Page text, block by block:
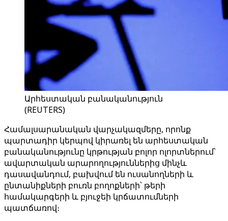
Արհեստական բանականություն
(REUTERS)
Համալսարանական վարչակազմերը, որոնք
պարտադիր կերպով կիրառել են արհեստական ​​
բանականությունը կրթության բոլոր ոլորտներում՝
ավարտական ​​արարողություններից մինչև
դասավանդում, բախվում են ուսանողների և
ընտանիքների բուռն բողոքների՝ թերի
համակարգերի և բյուջեի կրճատումների
պատճառով։